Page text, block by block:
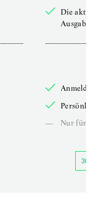
Die aktuelle
Ausgabe
Anmelden
Persönliche
—
Nur für
30 TAGE